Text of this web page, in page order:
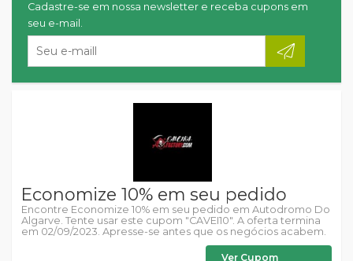
Cadastre-se em nossa newsletter e receba cupons em
seu e-mail.
Economize 10% em seu pedido
Encontre Economize 10% em seu pedido em Autodromo Do
Algarve. Tente usar este cupom "CAVEI10". A oferta termina
em 02/09/2023. Apresse-se antes que os negócios acabem.
Ver Cupom